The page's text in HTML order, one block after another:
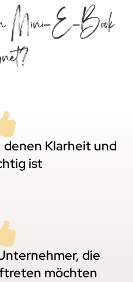
Mini-E-Book
die
möchten
Klarheit und
ist